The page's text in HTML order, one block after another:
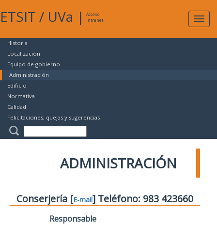
ETSIT / UVa |
Acceso
Intranet
Historia
Localización
Equipo de gobierno
Administración
Edificio
Normativa
Calidad
Felicitaciones, quejas y sugerencias
ADMINISTRACIÓN
Conserjería [E-mail] Teléfono: 983 423660
Responsable